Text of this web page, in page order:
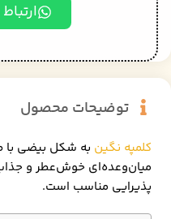
توضیحات محصول
کلمپه نگین به شکل بیضی‌ با
میان‌وعده‌ای خوش‌عطر و
پذیرایی مناسب است.